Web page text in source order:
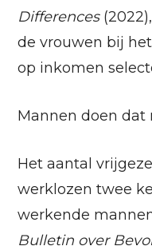
Differences
de vrouwen bij
op inkomen
Mannen doen dat
Het aantal
werklozen twee
werkende
Bulletin over